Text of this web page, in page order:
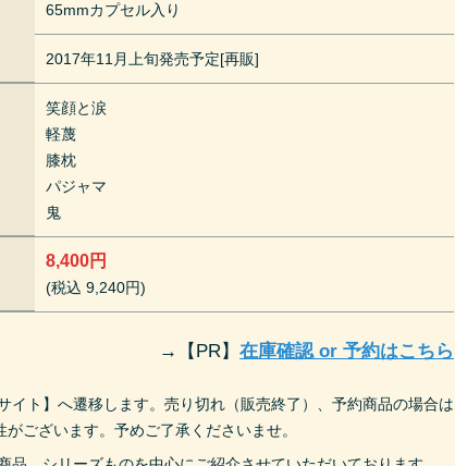
65mmカプセル入り
2017年11月上旬発売予定[再販]
笑顔と涙
軽蔑
膝枕
パジャマ
鬼
8,400円
(税込 9,240円)
→ 【PR】在庫確認 or 予約はこちら
イト】へ遷移します。売り切れ（販売終了）、予約商品の場合は
ございます。予めご了承くださいませ。